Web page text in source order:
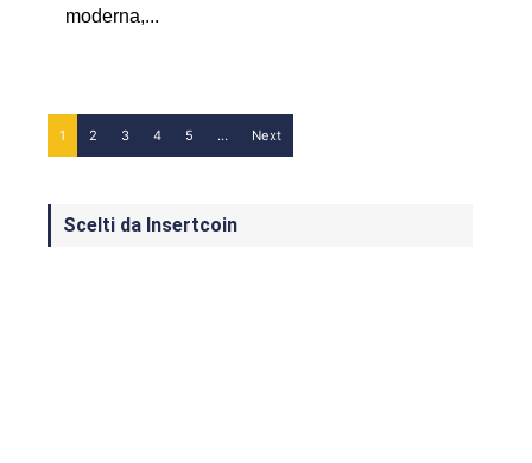
moderna,...
1 2 3 4 5 … Next
Scelti da Insertcoin